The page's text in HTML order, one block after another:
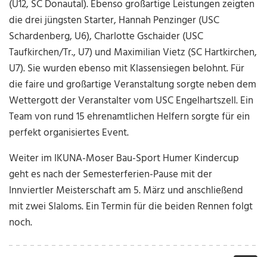
(U12, SC Donautal). Ebenso großartige Leistungen zeigten
die drei jüngsten Starter, Hannah Penzinger (USC
Schardenberg, U6), Charlotte Gschaider (USC
Taufkirchen/Tr., U7) und Maximilian Vietz (SC Hartkirchen,
U7). Sie wurden ebenso mit Klassensiegen belohnt. Für
die faire und großartige Veranstaltung sorgte neben dem
Wettergott der Veranstalter vom USC Engelhartszell. Ein
Team von rund 15 ehrenamtlichen Helfern sorgte für ein
perfekt organisiertes Event.
Weiter im IKUNA-Moser Bau-Sport Humer Kindercup
geht es nach der Semesterferien-Pause mit der
Innviertler Meisterschaft am 5. März und anschließend
mit zwei Slaloms. Ein Termin für die beiden Rennen folgt
noch.